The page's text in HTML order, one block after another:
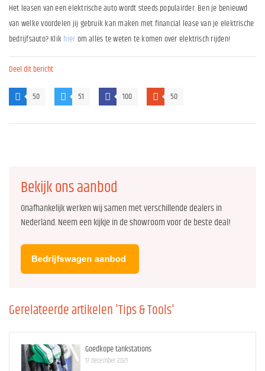
Het leasen van een elektrische auto wordt steeds populairder. Ben je benieuwd
van welke voordelen jij gebruik kan maken met financial lease van je elektrische
bedrijfsauto? Klikhierom alles te weten te komen over elektrisch rijden!
Deel dit bericht
50 51 100 50
Bekijk ons aanbod
Onafhankelijk werken wij samen met verschillende dealers in
Nederland. Neem een kijkje in de showroom voor de beste deal!
Gerelateerde artikelen 'Tips & Tools'
Goedkope tankstations
17 december 2021